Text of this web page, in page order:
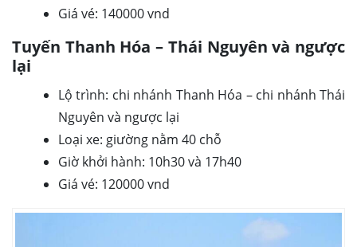
Giá vé: 140000 vnd
Tuyến Thanh Hóa – Thái Nguyên và ngược
lại
Lộ trình: chi nhánh Thanh Hóa – chi nhánh Thái
Nguyên và ngược lại
Loại xe: giường nằm 40 chỗ
Giờ khởi hành: 10h30 và 17h40
Giá vé: 120000 vnd